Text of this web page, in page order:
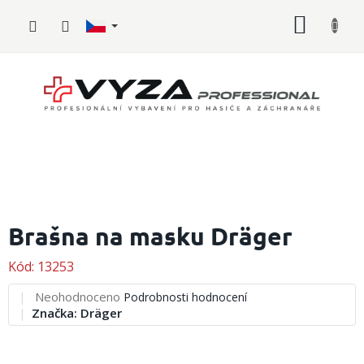
Požární
sport
Zdravotnické
vybavení
Brašna na masku Dräger
Kód: 13253
Průměrné
hodnocení
produktu
Neohodnoceno Podrobnosti hodnocení
Značka: Dräger